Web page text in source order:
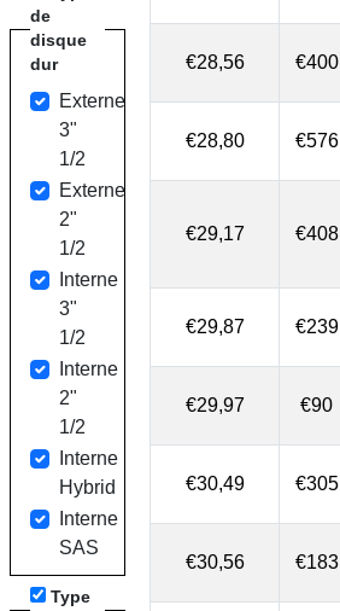
de
disque
dur
Externe
3"
1/2
Externe
2"
1/2
Interne
3"
1/2
Interne
2"
1/2
Interne
Hybrid
Interne
SAS
Type
€28,56 €400
€28,80 €576
€29,17 €408
€29,87 €239
€29,97 €90
€30,49 €305
€30,56 €183